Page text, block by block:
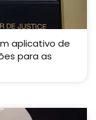
aplicativo de
para as